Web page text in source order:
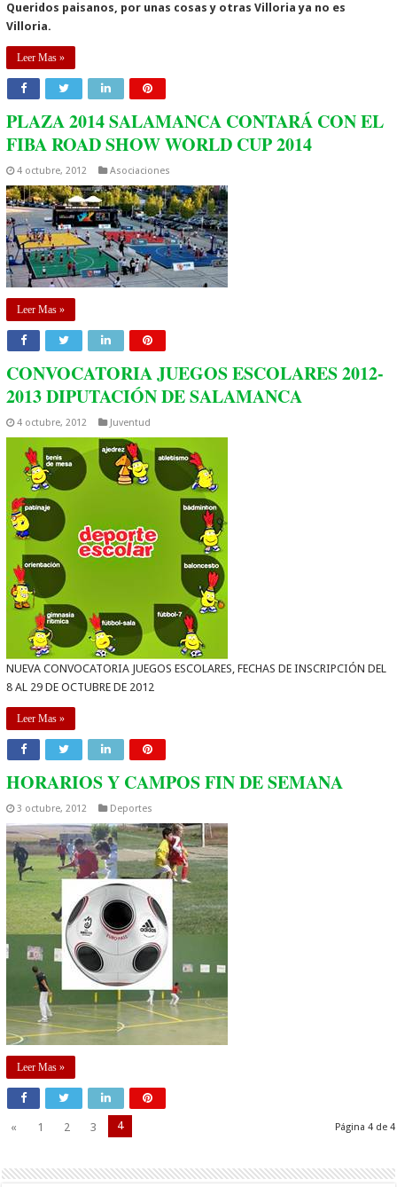
Queridos paisanos, por unas cosas y otras Villoria ya no es
Villoria.
Leer Mas »
PLAZA 2014 SALAMANCA CONTARÁ CON EL
FIBA ROAD SHOW WORLD CUP 2014
4 octubre, 2012 Asociaciones
Leer Mas »
CONVOCATORIA JUEGOS ESCOLARES 2012-
2013 DIPUTACIÓN DE SALAMANCA
4 octubre, 2012 Juventud
NUEVA CONVOCATORIA JUEGOS ESCOLARES, FECHAS DE INSCRIPCIÓN DEL
8 AL 29 DE OCTUBRE DE 2012
Leer Mas »
HORARIOS Y CAMPOS FIN DE SEMANA
3 octubre, 2012 Deportes
Leer Mas »
Página 4 de 4
« 1 2 3 4